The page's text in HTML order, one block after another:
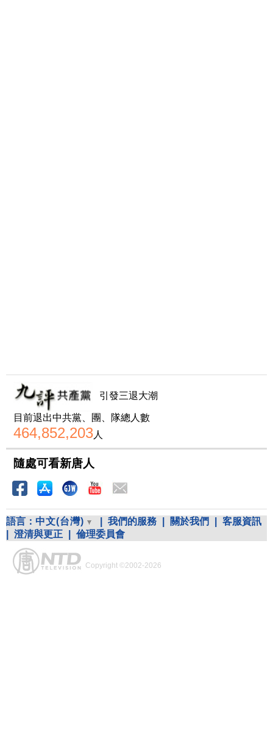
引發三退大潮
目前退出中共黨、團、隊總人數
464,852,203人
隨處可看新唐人
語言： 中文(台灣) 我們的服務 關於我們
客服資訊
澄清與更正 倫理委員會
Copyright ©2002-2026